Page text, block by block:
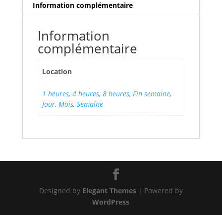
Information complémentaire
Information
complémentaire
Location
1 heures, 4 heures, 8 heures, Fin semaine,
Jour, Mois, Semaine
Designed by Elegant Themes| Powered by
WordPress